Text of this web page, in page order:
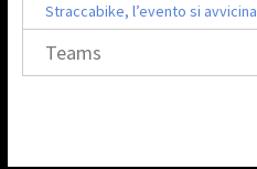
Straccabike, l’evento si avvicina
Teams